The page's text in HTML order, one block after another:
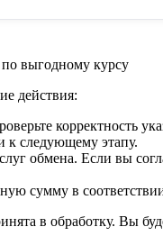
выгодному курсу
действия:
корректность
к следующему этапу.
обмена. Если вы
сумму в
в обработку. Вы